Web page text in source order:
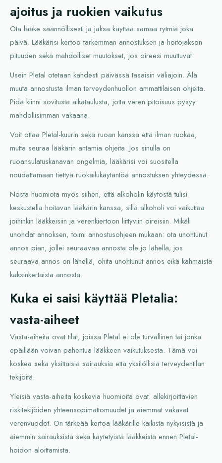
ajoitus ja ruokien vaikutus
Ota lääke säännöllisesti ja jaksa käyttää samaa rytmiä joka
päivä. Lääkärisi kertoo tarkemman annostuksen ja hoitojakson
pituuden sekä mahdolliset muutokset, jos oireesi muuttuvat.
Usein Pletal otetaan kahdesti päivässä tasaisin väliajoin. Älä
muuta annostusta ilman terveydenhuollon ammattilaisen ohjeita.
Pidä kiinni sovitusta aikataulusta, jotta veren pitoisuus pysyy
mahdollisimman vakaana.
Voit ottaa Pletal-kuurin sekä ruoan kanssa että ilman ruokaa,
mutta seuraa lääkärin antamia ohjeita. Jos sinulla on
ruoansulatuskanavan ongelmia, lääkärisi voi suositella
noudattamaan tiettyä ruokailukäytäntöä annostuksen yhteydessä.
Nosta huomiota myös siihen, että alkoholin käytöstä tulisi
keskustella hoitavan lääkärin kanssa, sillä alkoholi voi vaikuttaa
joihinkin lääkkeisiin ja verenkiertoon liittyviin oireisiin. Mikäli
unohdat annoksen, toimi annostusohjeen mukaan: ota unohtunut
annos pian, jollei seuraavaa annosta ole jo lähellä; jos
seuraava annos on lähellä, ohita unohtunut annos eikä kahmaista
kaksinkertaista annosta.
Kuka ei saisi käyttää Pletalia:
vasta-aiheet
Vasta-aiheita ovat tilat, joissa Pletal ei ole turvallinen tai jonka
epäillään voivan pahentua lääkkeen vaikutuksesta. Tämä voi
koskea sekä yksittäisiä sairauksia että yksilöllisiä terveydentilan
tekijöitä.
Yleisiä vasta-aiheita koskevia huomioita ovat: allekirjoittavien
riskitekijöiden yhteensopimattomuudet ja aiemmat vakavat
verenvuodot. On tärkeää kertoa lääkärille kaikista nykyisistä ja
aiemmin sairauksista sekä käytetyistä lääkkeistä ennen Pletal-
hoidon aloittamista.